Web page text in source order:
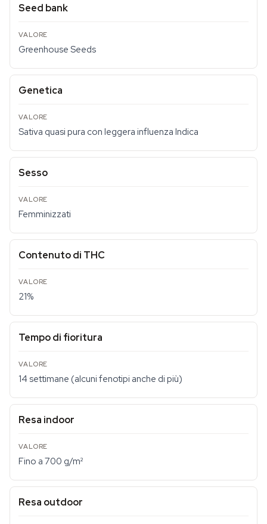
Seed bank
Greenhouse Seeds
Genetica
Sativa quasi pura con leggera influenza Indica
Sesso
Femminizzati
Contenuto di THC
21%
Tempo di fioritura
14 settimane (alcuni fenotipi anche di più)
Resa indoor
Fino a 700 g/m²
Resa outdoor